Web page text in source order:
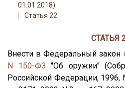
01.01.2018)
Статья 22.
СТАТЬЯ
Внести в Федеральный закон
N 150-ФЗ "Об оружии"
Российской Федерации, 1996,